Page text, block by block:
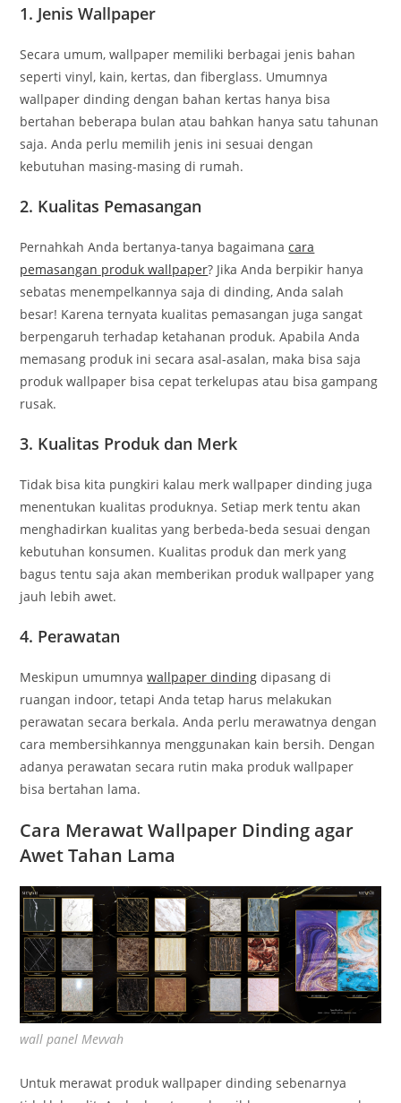
1. Jenis Wallpaper
Secara umum, wallpaper memiliki berbagai jenis bahan
seperti vinyl, kain, kertas, dan fiberglass. Umumnya
wallpaper dinding dengan bahan kertas hanya bisa
bertahan beberapa bulan atau bahkan hanya satu tahunan
saja. Anda perlu memilih jenis ini sesuai dengan
kebutuhan masing-masing di rumah.
2. Kualitas Pemasangan
Pernahkah Anda bertanya-tanya bagaimanacara
pemasangan produk wallpaper? Jika Anda berpikir hanya
sebatas menempelkannya saja di dinding, Anda salah
besar! Karena ternyata kualitas pemasangan juga sangat
berpengaruh terhadap ketahanan produk. Apabila Anda
memasang produk ini secara asal-asalan, maka bisa saja
produk wallpaper bisa cepat terkelupas atau bisa gampang
rusak.
3. Kualitas Produk dan Merk
Tidak bisa kita pungkiri kalau merk wallpaper dinding juga
menentukan kualitas produknya. Setiap merk tentu akan
menghadirkan kualitas yang berbeda-beda sesuai dengan
kebutuhan konsumen. Kualitas produk dan merk yang
bagus tentu saja akan memberikan produk wallpaper yang
jauh lebih awet.
4. Perawatan
Meskipun umumnyawallpaper dinding dipasang di
ruangan indoor, tetapi Anda tetap harus melakukan
perawatan secara berkala. Anda perlu merawatnya dengan
cara membersihkannya menggunakan kain bersih. Dengan
adanya perawatan secara rutin maka produk wallpaper
bisa bertahan lama.
Cara Merawat Wallpaper Dinding agar
Awet Tahan Lama
wall panel Mevvah
Untuk merawat produk wallpaper dinding sebenarnya